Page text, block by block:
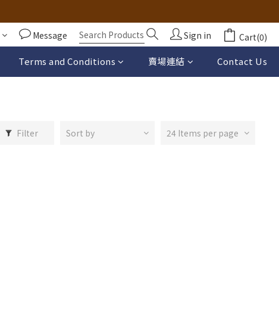
Message Sign in Cart(0)
Terms and Conditions 賣場連結 Contact Us
Filter Sort by 24 Items per page